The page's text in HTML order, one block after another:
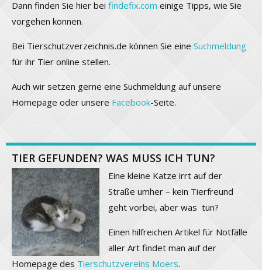
Dann finden Sie hier bei findefix.com einige Tipps, wie Sie
vorgehen können.
Bei Tierschutzverzeichnis.de können Sie eine Suchmeldung
für ihr Tier online stellen.
Auch wir setzen gerne eine Suchmeldung auf unsere
Homepage oder unsere Facebook-Seite.
TIER GEFUNDEN? WAS MUSS ICH TUN?
Eine kleine Katze irrt auf der
Straße umher – kein Tierfreund
geht vorbei, aber was tun?
Einen hilfreichen Artikel für Notfälle
aller Art findet man auf der
Homepage des Tierschutzvereins Moers.